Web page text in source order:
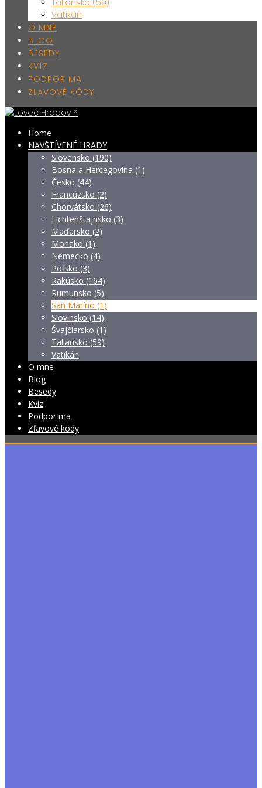
Taliansko (59)
Vatikán
O MNE
BLOG
BESEDY
KVÍZ
PODPOR MA
ZĽAVOVÉ KÓDY
Home
NAVŠTÍVENÉ HRADY
Slovensko (190)
Bosna a Hercegovina (1)
Česko (44)
Francúzsko (2)
Chorvátsko (26)
Lichtenštajnsko (3)
Maďarsko (2)
Monako (1)
Nemecko (4)
Poľsko (3)
Rakúsko (164)
Rumunsko (5)
San Maríno (1)
Slovinsko (14)
Švajčiarsko (1)
Taliansko (59)
Vatikán
O mne
Blog
Besedy
Kvíz
Podpor ma
Zľavové kódy